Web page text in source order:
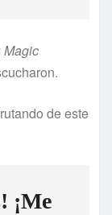
Magic
de este
¡Me